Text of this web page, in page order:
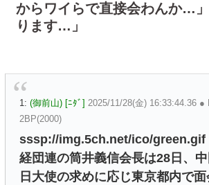
からワイらで直接会わんか…
ります…」
1: (御前山) [ﾆﾀﾞ] 2025/11/28(金) 16:33:44.36 ●
2BP(2000)
sssp://img.5ch.net/ico/green.gif
経団連の筒井義信会長は28日、
日大使の求めに応じ東京都内で